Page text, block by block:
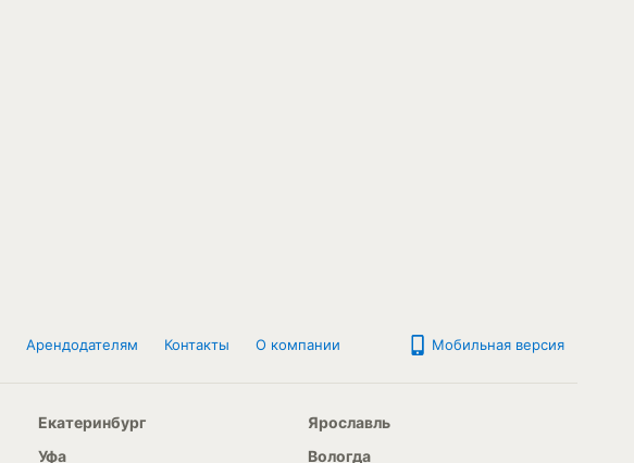
Арендодателям Контакты О компании Мобильная версия
Екатеринбург
Уфа
Ярославль
Вологда